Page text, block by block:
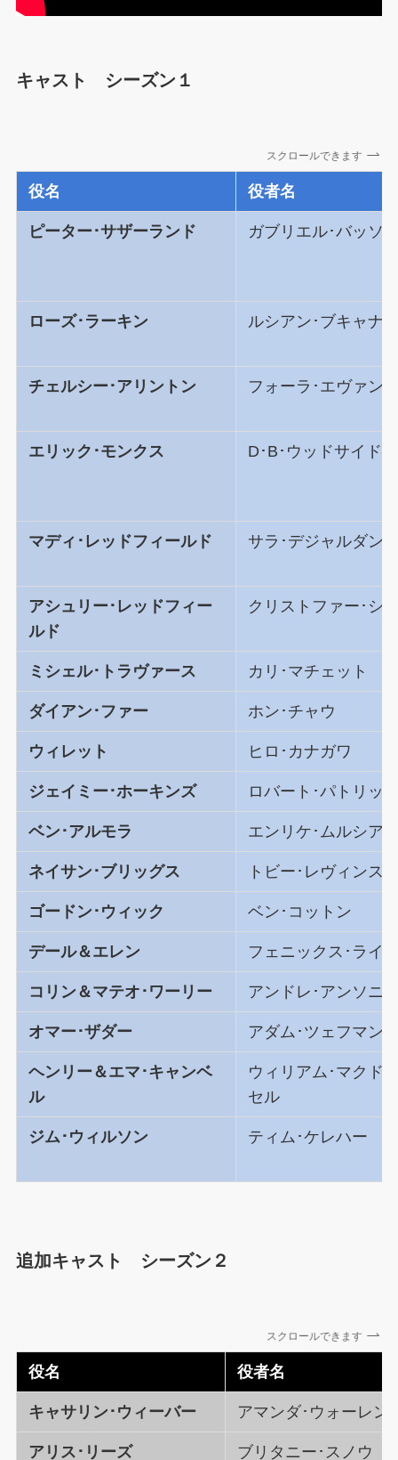
キャスト シーズン１
スクロールできます
役名 役者名
ピーター･サザーランド ガブリエル･バッソ
ローズ･ラーキン ルシアン･ブキャナ
チェルシー･アリントン フォーラ･エヴァン
エリック･モンクス D･B･ウッドサイド
マディ･レッドフィールド サラ･デジャルダン
アシュリー･レッドフィー
ルド
クリストファー･シ
ミシェル･トラヴァース カリ･マチェット
ダイアン･ファー ホン･チャウ
ウィレット ヒロ･カナガワ
ジェイミー･ホーキンズ ロバート･パトリッ
ベン･アルモラ エンリケ･ムルシア
ネイサン･ブリッグス トビー･レヴィンス
ゴードン･ウィック ベン･コットン
デール＆エレン フェニックス･ライ/
コリン＆マテオ･ワーリー アンドレ･アンソニ
オマー･ザダー アダム･ツェフマン
ヘンリー＆エマ･キャンベ
ル
ウィリアム･マクド
セル
ジム･ウィルソン ティム･ケレハー
追加キャスト シーズン２
スクロールできます
役名 役者名
キャサリン･ウィーバー アマンダ･ウォーレン
アリス･リーズ ブリタニー･スノウ